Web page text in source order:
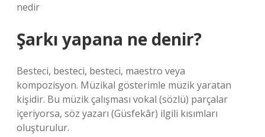
nedir
Şarkı yapana ne denir?
Besteci, besteci, besteci, maestro veya
kompozisyon. Müzikal gösterimle müzik yaratan
kişidir. Bu müzik çalışması vokal (sözlü) parçalar
içeriyorsa, söz yazarı (Güsfekâr) ilgili kısımları
oluşturulur.